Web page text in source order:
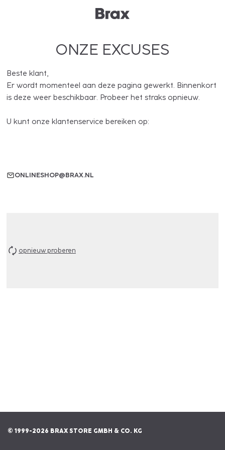
ONZE EXCUSES
Beste klant,
Er wordt momenteel aan deze pagina gewerkt. Binnenkort
is deze weer beschikbaar. Probeer het straks opnieuw.
U kunt onze klantenservice bereiken op:
ONLINESHOP@BRAX.NL
opnieuw proberen
© 1999-2026 BRAX STORE GMBH & CO. KG